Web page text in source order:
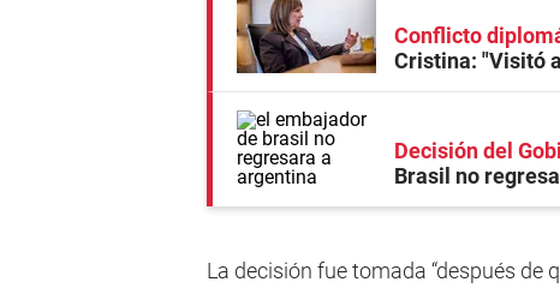
Conflicto
Cristina: "Visitó
Decisión del
Brasil no
La decisión fue tomada “después de